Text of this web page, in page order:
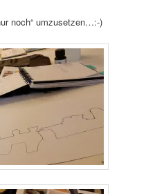
noch“ umzusetzen…:-)